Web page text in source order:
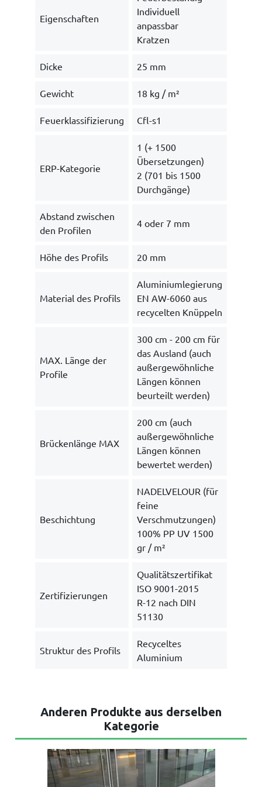
Eigenschaften
Individuell
anpassbar
Kratzen
Dicke 25 mm
Gewicht 18 kg / m²
Feuerklassifizierung Cfl-s1
ERP-Kategorie
1 (+ 1500
Übersetzungen)
2 (701 bis 1500
Durchgänge)
Abstand zwischen
den Profilen
4 oder 7 mm
Höhe des Profils 20 mm
Material des Profils
Aluminiumlegierung
EN AW-6060 aus
recycelten Knüppeln
MAX. Länge der
Profile
300 cm - 200 cm für
das Ausland (auch
außergewöhnliche
Längen können
beurteilt werden)
Brückenlänge MAX
200 cm (auch
außergewöhnliche
Längen können
bewertet werden)
Beschichtung
NADELVELOUR (für
feine
Verschmutzungen)
100% PP UV 1500
gr / m²
Zertifizierungen
Qualitätszertifikat
ISO 9001-2015
R-12 nach DIN
51130
Struktur des Profils
Recyceltes
Aluminium
Anderen Produkte aus derselben
Kategorie